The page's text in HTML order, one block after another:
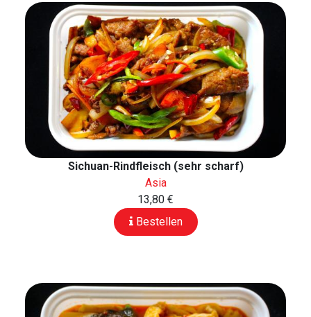
Sichuan-Rindfleisch (sehr scharf)
Asia
13,80 €
Bestellen